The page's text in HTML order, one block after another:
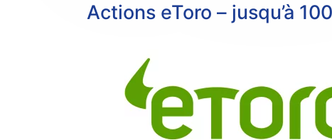
Actions eToro – jusqu’à